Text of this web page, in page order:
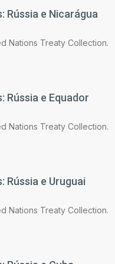
e Nicarágua
Nations Treaty Collection.
e Equador
Nations Treaty Collection.
e Uruguai
Nations Treaty Collection.